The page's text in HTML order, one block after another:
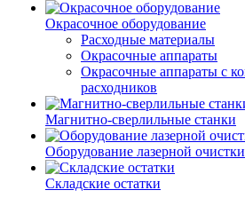
Окрасочное оборудование
Расходные материалы
Окрасочные аппараты
Окрасочные аппараты с
расходников
Магнитно-сверлильные станки
Оборудование лазерной очистки
Складские остатки